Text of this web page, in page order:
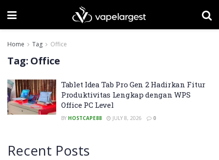
Home Tag Office
Tag: Office
Tablet Idea Tab Pro Gen 2 Hadirkan Fitur
Produktivitas Lengkap dengan WPS
Office PC Level
BY HOSTCAPE88 JULY 8, 2026 0
Recent Posts